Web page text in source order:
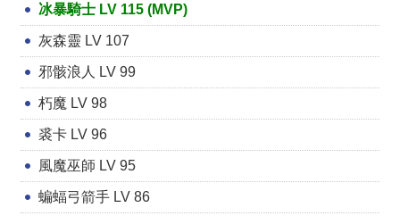
冰暴騎士 LV 115 (MVP)
灰森靈 LV 107
邪骸浪人 LV 99
朽魔 LV 98
裘卡 LV 96
風魔巫師 LV 95
蝙蝠弓箭手 LV 86